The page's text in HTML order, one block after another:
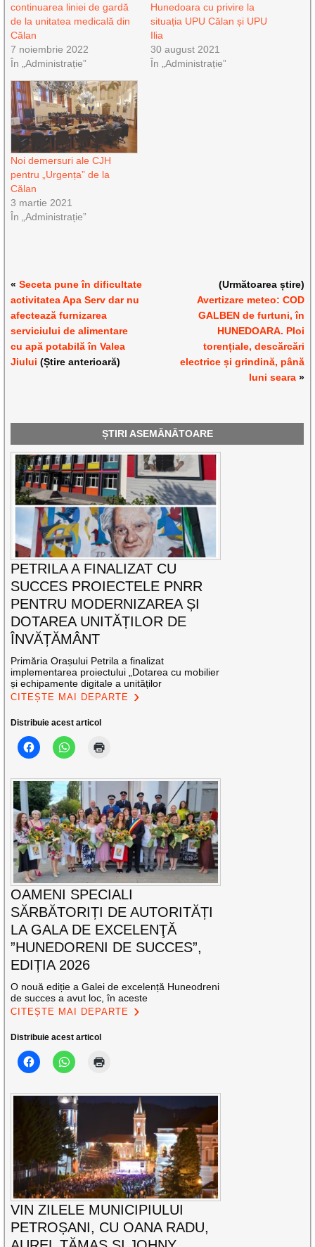
continuarea liniei de gardă
de la unitatea medicală din
Călan
7 noiembrie 2022
În „Administrație”
Hunedoara cu privire la
situația UPU Călan și UPU
Ilia
30 august 2021
În „Administrație”
Noi demersuri ale CJH
pentru „Urgența” de la
Călan
3 martie 2021
În „Administrație”
«Seceta pune în dificultate
activitatea Apa Serv dar nu
afectează furnizarea
serviciului de alimentare
cu apă potabilă în Valea
Jiului (Știre anterioară)
(Următoarea știre)
Avertizare meteo: COD
GALBEN de furtuni, în
HUNEDOARA. Ploi
torențiale, descărcări
electrice și grindină, până
luni seara»
ȘTIRI ASEMĂNĂTOARE
PETRILA A FINALIZAT CU
SUCCES PROIECTELE PNRR
PENTRU MODERNIZAREA ȘI
DOTAREA UNITĂȚILOR DE
ÎNVĂȚĂMÂNT
Primăria Orașului Petrila a finalizat
implementarea proiectului „Dotarea cu mobilier
și echipamente digitale a unităților
CITEȘTE MAI DEPARTE
Distribuie acest articol
OAMENI SPECIALI
SĂRBĂTORIȚI DE AUTORITĂȚI
LA GALA DE EXCELENŢĂ
”HUNEDORENI DE SUCCES”,
EDIȚIA 2026
O nouă ediție a Galei de excelență Huneodreni
de succes a avut loc, în aceste
CITEȘTE MAI DEPARTE
Distribuie acest articol
VIN ZILELE MUNICIPIULUI
PETROȘANI, CU OANA RADU,